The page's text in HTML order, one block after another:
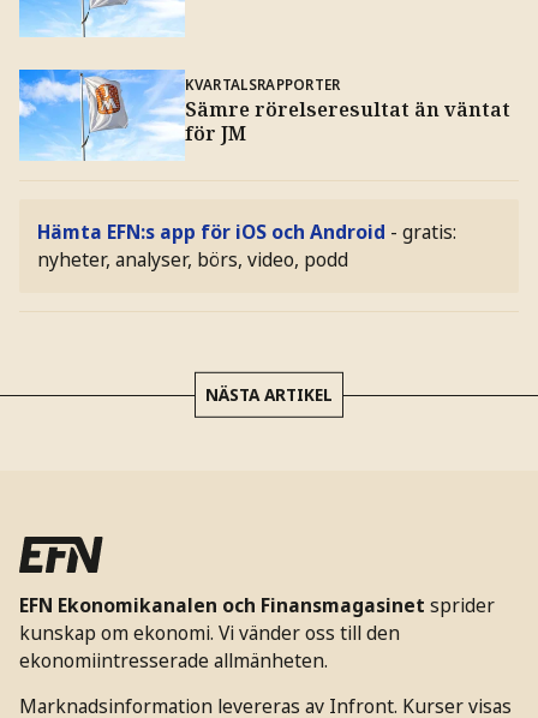
KVARTALSRAPPORTER
Sämre rörelseresultat än väntat
för JM
Hämta EFN:s app för iOS och Android - gratis:
nyheter, analyser, börs, video, podd
NÄSTA ARTIKEL
EFN Ekonomikanalen och Finansmagasinet sprider
kunskap om ekonomi. Vi vänder oss till den
ekonomiintresserade allmänheten.
Marknadsinformation levereras av Infront. Kurser visas